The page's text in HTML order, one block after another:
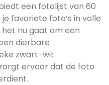
een fotolijst van 60
favoriete foto’s in volle
nu gaat om een
dierbare
zwart-wit
ervoor dat de foto